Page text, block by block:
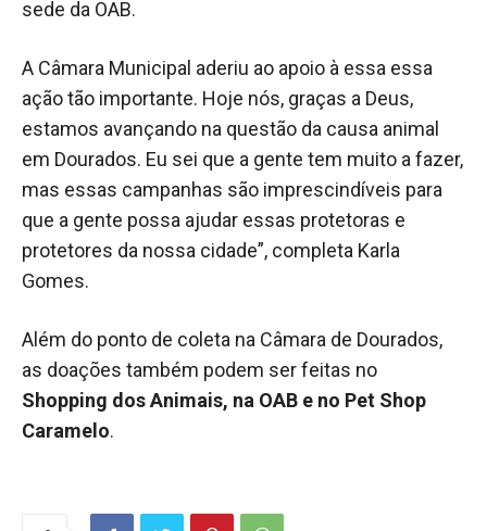
sede da OAB.
A Câmara Municipal aderiu ao apoio à essa essa
ação tão importante. Hoje nós, graças a Deus,
estamos avançando na questão da causa animal
em Dourados. Eu sei que a gente tem muito a fazer,
mas essas campanhas são imprescindíveis para
que a gente possa ajudar essas protetoras e
protetores da nossa cidade”, completa Karla
Gomes.
Além do ponto de coleta na Câmara de Dourados,
as doações também podem ser feitas no
Shopping dos Animais, na OAB e no Pet Shop
Caramelo.